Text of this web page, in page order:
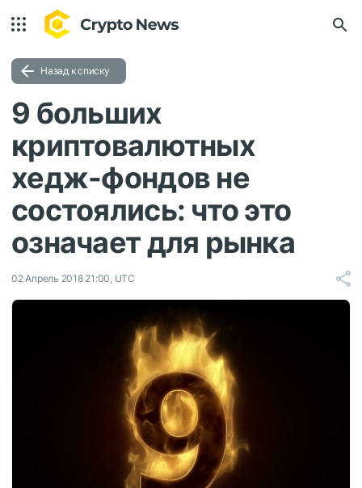
Назад к списку
9 больших
криптовалютных
хедж-фондов не
состоялись: что это
означает для рынка
02 Апрель 2018 21:00, UTC